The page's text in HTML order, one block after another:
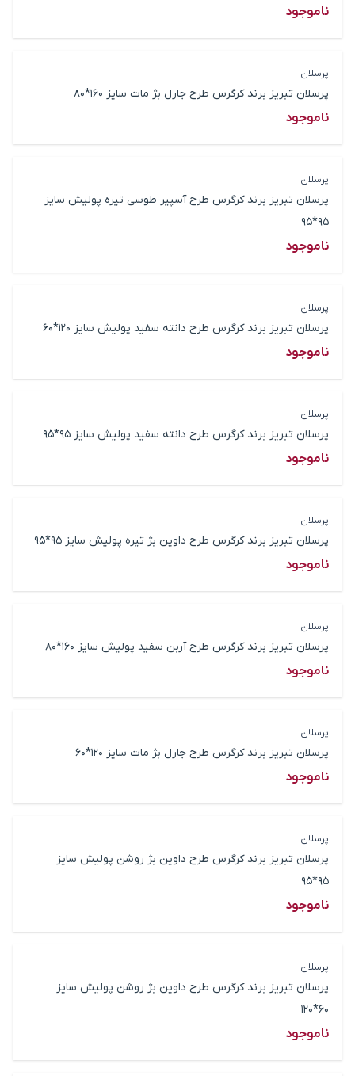
ناموجود
پرسلان
پرسلان تبریز برند کرگرس طرح جارل بژ مات سایز 160*80
ناموجود
پرسلان
پرسلان تبریز برند کرگرس طرح آسپیر طوسی تیره پولیش سایز
95*95
ناموجود
پرسلان
پرسلان تبریز برند کرگرس طرح دانته سفید پولیش سایز 120*60
ناموجود
پرسلان
پرسلان تبریز برند کرگرس طرح دانته سفید پولیش سایز 95*95
ناموجود
پرسلان
پرسلان تبریز برند کرگرس طرح داوین بژ تیره پولیش سایز 95*95
ناموجود
پرسلان
پرسلان تبریز برند کرگرس طرح آربن سفید پولیش سایز 160*80
ناموجود
پرسلان
پرسلان تبریز برند کرگرس طرح جارل بژ مات سایز 120*60
ناموجود
پرسلان
پرسلان تبریز برند کرگرس طرح داوین بژ روشن پولیش سایز
95*95
ناموجود
پرسلان
پرسلان تبریز برند کرگرس طرح داوین بژ روشن پولیش سایز
60*120
ناموجود